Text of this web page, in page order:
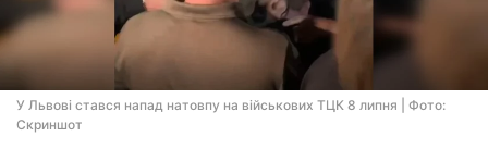
У Львові стався напад натовпу на військових ТЦК 8 липня | Фото:
Скриншот